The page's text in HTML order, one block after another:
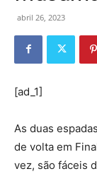
abril 26, 2023
[ad_1]
As duas
de volta em
vez, são fáceis